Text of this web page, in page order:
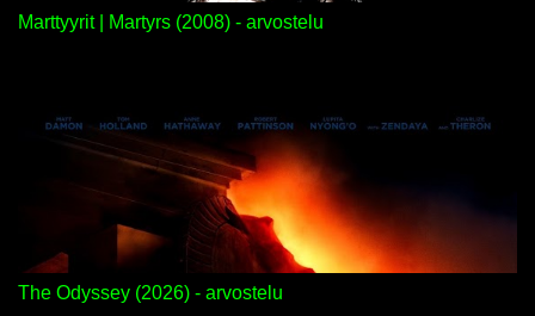
Marttyyrit | Martyrs (2008) - arvostelu
The Odyssey (2026) - arvostelu